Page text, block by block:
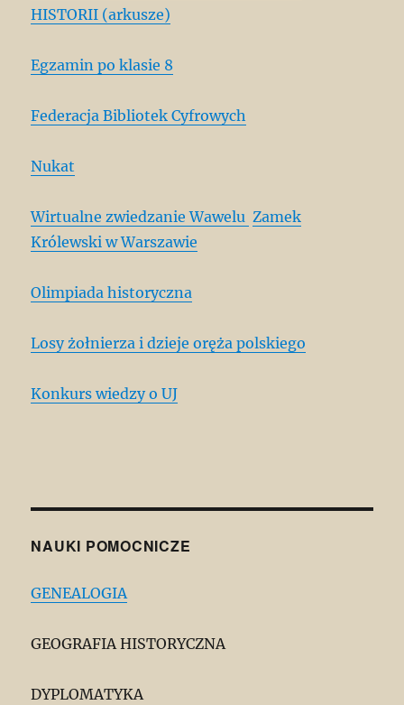
HISTORII (arkusze)
Egzamin po klasie 8
Federacja Bibliotek Cyfrowych
Nukat
Wirtualne zwiedzanie Wawelu Zamek
Królewski w Warszawie
Olimpiada historyczna
Losy żołnierza i dzieje oręża polskiego
Konkurs wiedzy o UJ
NAUKI POMOCNICZE
GENEALOGIA
GEOGRAFIA HISTORYCZNA
DYPLOMATYKA